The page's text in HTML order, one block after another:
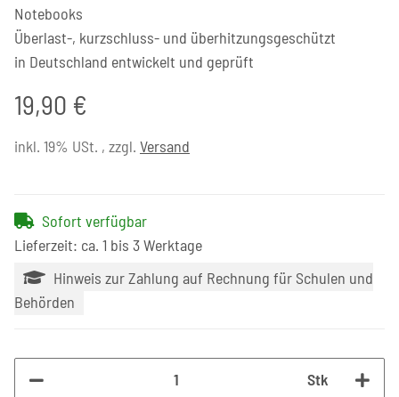
Notebooks
Überlast-, kurzschluss- und überhitzungsgeschützt
in Deutschland entwickelt und geprüft
19,90 €
inkl. 19% USt. , zzgl. Versand
Sofort verfügbar
Lieferzeit: ca. 1 bis 3 Werktage
Hinweis zur Zahlung auf Rechnung für Schulen und
Behörden
Stk